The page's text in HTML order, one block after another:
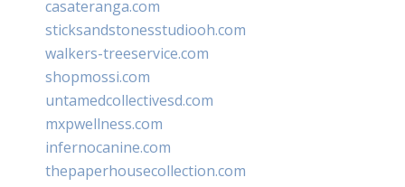
casateranga.com
sticksandstonesstudiooh.com
walkers-treeservice.com
shopmossi.com
untamedcollectivesd.com
mxpwellness.com
infernocanine.com
thepaperhousecollection.com